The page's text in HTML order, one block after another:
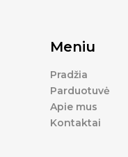
Meniu
Pradžia
Parduotuvė
Apie mus
Kontaktai